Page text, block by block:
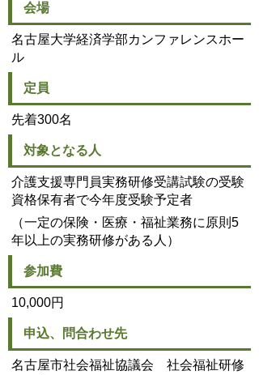
会場
名古屋大学経済学部カンファレンスホー
ル
定員
先着300名
対象となる人
介護支援専門員実務研修受講試験の受験
資格保有者で今年度受験予定者
（一定の保険・医療・福祉業務に原則5
年以上の実務研修がある人）
参加費
10,000円
申込、問合わせ先
名古屋市社会福祉協議会 社会福祉研修